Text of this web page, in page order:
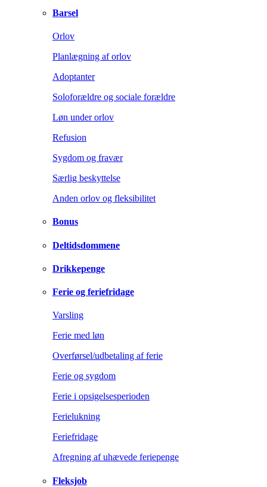
Barsel
Orlov
Planlægning af orlov
Adoptanter
Soloforældre og sociale forældre
Løn under orlov
Refusion
Sygdom og fravær
Særlig beskyttelse
Anden orlov og fleksibilitet
Bonus
Deltidsdommene
Drikkepenge
Ferie og feriefridage
Varsling
Ferie med løn
Overførsel/udbetaling af ferie
Ferie og sygdom
Ferie i opsigelsesperioden
Ferielukning
Feriefridage
Afregning af uhævede feriepenge
Fleksjob